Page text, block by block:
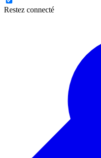
Restez connecté